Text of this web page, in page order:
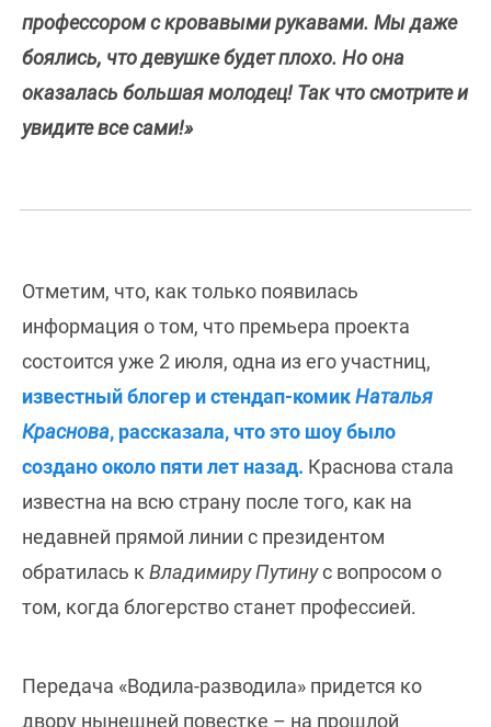
профессором с кровавыми рукавами. Мы даже
боялись, что девушке будет плохо. Но она
оказалась большая молодец! Так что смотрите и
увидите все сами!»
Отметим, что, как только появилась
информация о том, что премьера проекта
состоится уже 2 июля, одна из его участниц,
известный блогер и стендап-комикНаталья
Краснова, рассказала, что это шоу было
создано около пяти лет назад. Краснова стала
известна на всю страну после того, как на
недавней прямой линии с президентом
обратилась к Владимиру Путинус вопросом о
том, когда блогерство станет профессией.
Передача «Водила-разводила» придется ко
двору нынешней повестке – на прошлой